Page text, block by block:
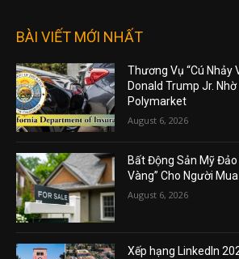
BÀI VIẾT MỚI NHẤT
Thương Vụ “Cú Nhảy
Donald Trump Jr.
Polymarket
August 6, 2026
Bất Động Sản Mỹ Đảo
Vàng” Cho Người
August 6, 2026
Xếp hạng LinkedIn